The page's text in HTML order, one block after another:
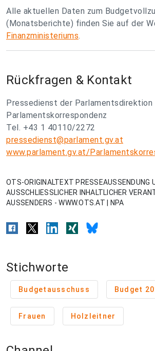
Alle aktuellen Daten zum
(Monatsberichte) finden Sie auf der
Finanzministeriums.
Rückfragen & Kontakt
Pressedienst der Parlamentsdirektion
Parlamentskorrespondenz
Tel. +43 1 40110/2272
pressedienst@parlament.gv.at
www.parlament.gv.at/
OTS-ORIGINALTEXT PRESSEAUSSENDUNG
AUSSCHLIESSLICHER INHALTLICHER
AUSSENDERS - WWW.OTS.AT | NPA
Stichworte
Budgetausschuss Budget
Frauen Holzleitner